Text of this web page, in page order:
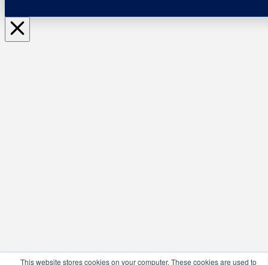
This website stores cookies on your computer. These cookies are used to